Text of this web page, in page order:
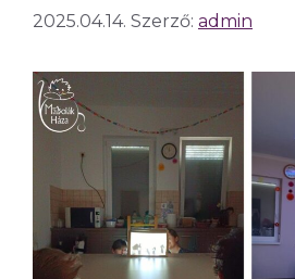
2025.04.14. Szerző: admin